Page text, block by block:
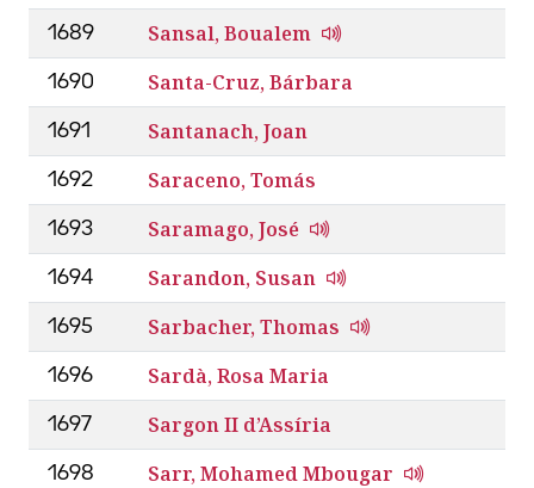
1689 Sansal, Boualem
1690 Santa-Cruz, Bárbara
1691 Santanach, Joan
1692 Saraceno, Tomás
1693 Saramago, José
1694 Sarandon, Susan
1695 Sarbacher, Thomas
1696 Sardà, Rosa Maria
1697 Sargon II d’Assíria
1698 Sarr, Mohamed Mbougar